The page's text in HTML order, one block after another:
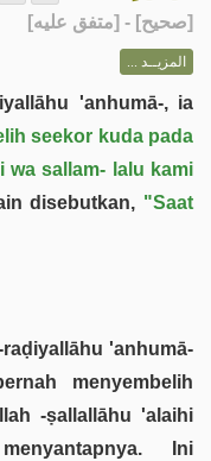
[صحيح] - [متفق عليه]
المزيــد ...
'anhumā-, ia
seekor kuda pada
wa sallam- lalu kami
disebutkan, "Saat
'anhumā-
menyembelih
-ṣallallāhu 'alaihi
Ini